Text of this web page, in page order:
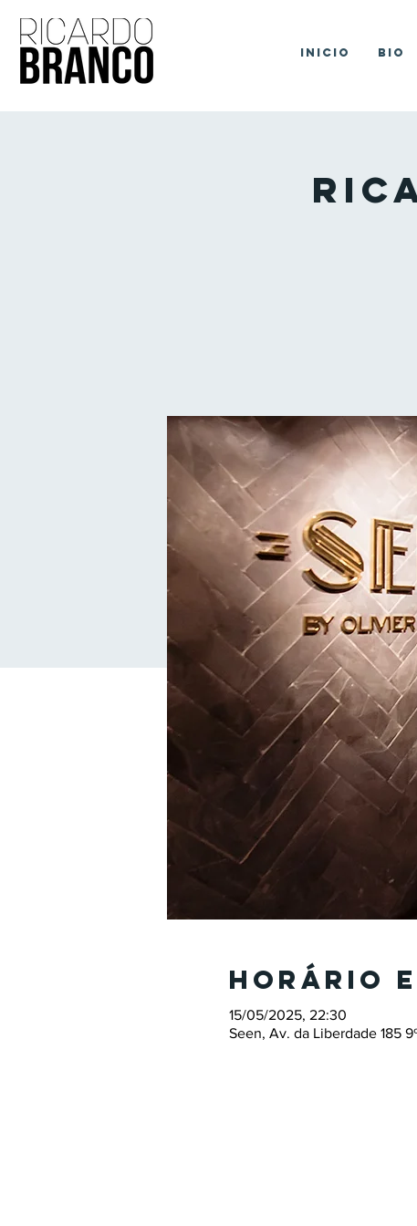
Inicio Bio
Horário
15/05/2025, 22:30
Seen, Av. da Liberdade 185